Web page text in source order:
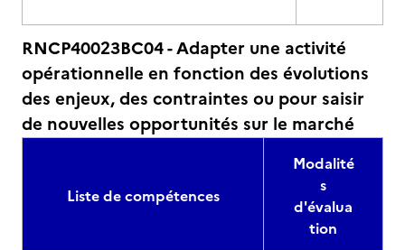
RNCP40023BC04 - Adapter une activité
opérationnelle en fonction des évolutions
des enjeux, des contraintes ou pour saisir
de nouvelles opportunités sur le marché
Liste de compétences
Modalité
s
d'évalua
tion